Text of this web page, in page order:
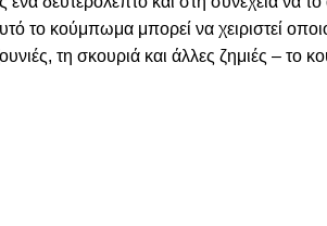
το κούμπωμα μπορεί να χειριστεί
τη σκουριά και άλλες ζημιές – το